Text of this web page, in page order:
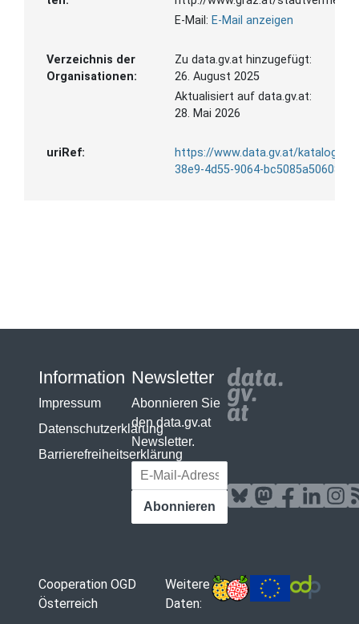
E-Mail: E-Mail anzeigen
Verzeichnis der
Organisationen:
Zu data.gv.at hinzugefügt:
26. August 2025
Aktualisiert auf data.gv.at:
28. Mai 2026
uriRef:
https://www.data.gv.at/katalog/
38e9-4d55-9064-bc5085a50608
Information
Impressum
Datenschutzerklärung
Barrierefreiheitserklärung
Newsletter
Abonnieren Sie
den data.gv.at
Newsletter.
E-Mail-Adresse
Abonnieren
Cooperation OGD
Österreich
Weitere
Daten: